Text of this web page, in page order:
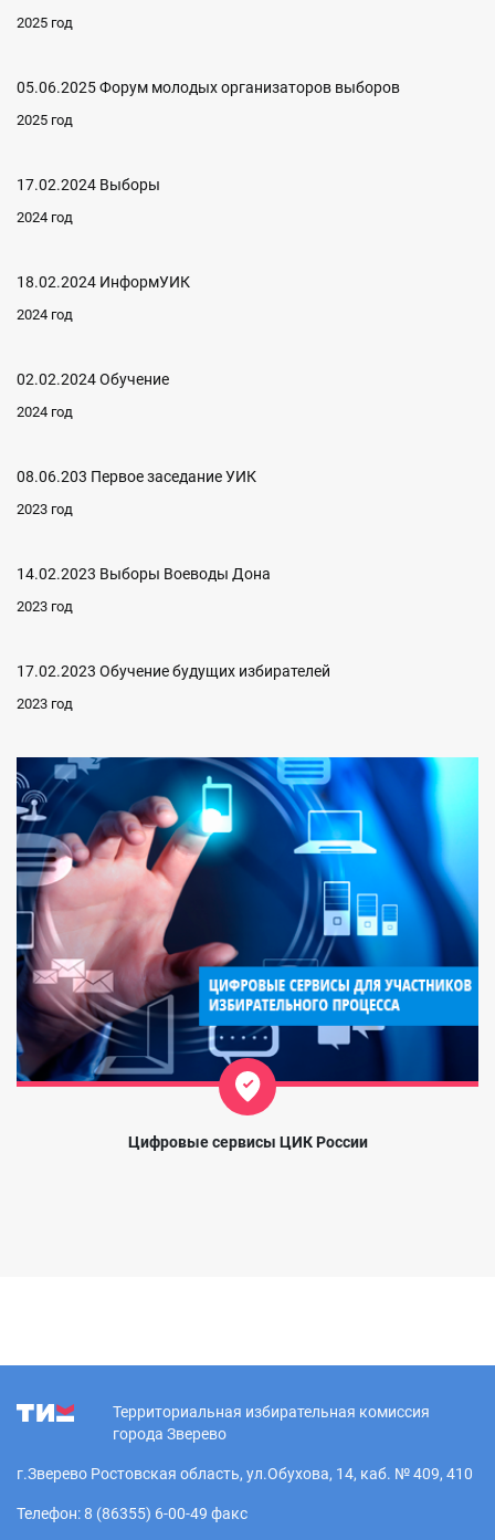
2025 год
05.06.2025 Форум молодых организаторов выборов
2025 год
17.02.2024 Выборы
2024 год
18.02.2024 ИнформУИК
2024 год
02.02.2024 Обучение
2024 год
08.06.203 Первое заседание УИК
2023 год
14.02.2023 Выборы Воеводы Дона
2023 год
17.02.2023 Обучение будущих избирателей
2023 год
Цифровые сервисы ЦИК России
Территориальная избирательная комиссия
города Зверево
г.Зверево Ростовская область, ул.Обухова, 14, каб. № 409, 410
Телефон: 8 (86355) 6-00-49 факс